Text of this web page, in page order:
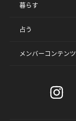
暮らす
占う
メンバーコンテンツ